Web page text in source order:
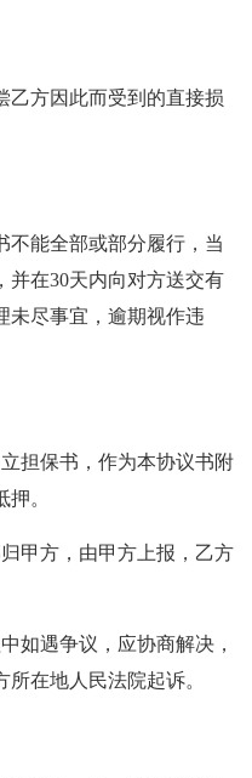
乙方因此而受到的直接损
不能全部或部分履行，当
并在30天内向对方送交有
未尽事宜，逾期视作违
担保书，作为本协议书附
。
甲方，由甲方上报，乙方
如遇争议，应协商解决，
在地人民法院起诉。